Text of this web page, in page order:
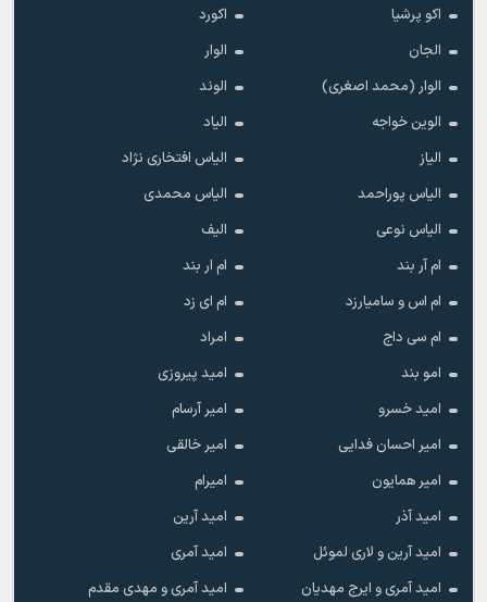
اکو پرشیا
اکورد
الجان
الوار
الوار (محمد اصغری)
الوند
الوین خواجه
الیاد
الیاز
الیاس افتخاری نژاد
الیاس پوراحمد
الیاس محمدی
الیاس نوعی
الیف
ام آر بند
ام ار بند
ام اس و سامیارزد
ام ای زد
ام سی داج
امراد
امو بند
امید پیروزی
امید خسرو
امیر آرسام
امیر احسان فدایی
امیر خالقى
امیر همایون
امیرام
امید آذر
امید آرین
امید آرین و لاری لموئل
امید آمری
امید آمری و ایرج مهدیان
امید آمری و مهدی مقدم